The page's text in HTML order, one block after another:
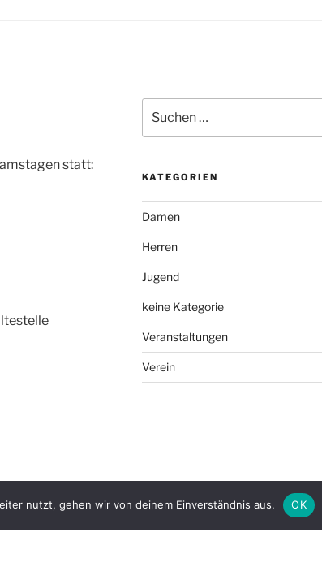
statt:
nach:
KATEGORIEN
Damen
Herren
Jugend
keine Kategorie
Veranstaltungen
Verein
nutzt, gehen wir von deinem Einverständnis aus. OK